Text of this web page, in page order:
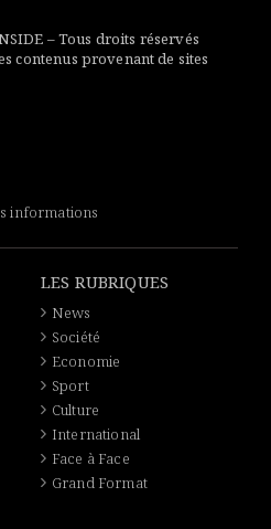
– Tous droits réservés
contenus provenant de sites
informations
LES RUBRIQUES
News
Société
Economie
Sport
Culture
International
Face à Face
Grand Format